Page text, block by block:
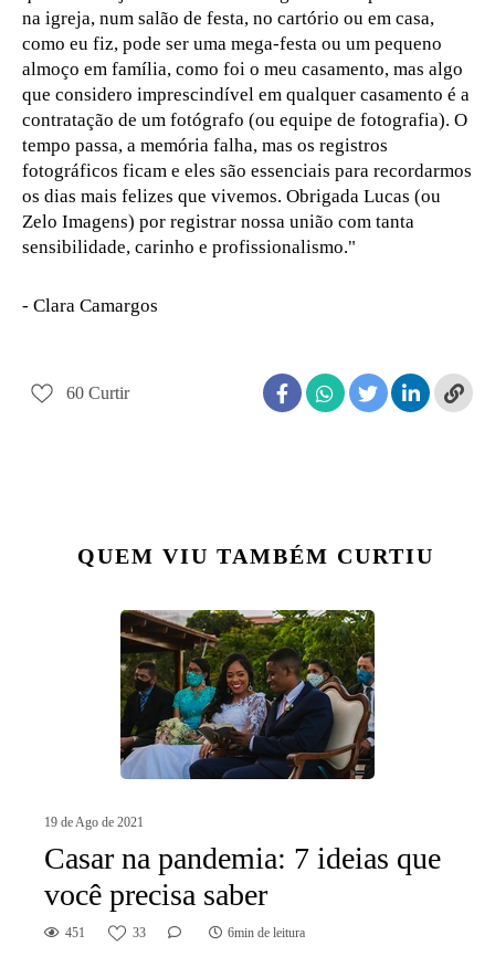
na igreja, num salão de festa, no cartório ou em casa,
como eu fiz, pode ser uma mega-festa ou um pequeno
almoço em família, como foi o meu casamento, mas algo
que considero imprescindível em qualquer casamento é a
contratação de um fotógrafo (ou equipe de fotografia). O
tempo passa, a memória falha, mas os registros
fotográficos ficam e eles são essenciais para recordarmos
os dias mais felizes que vivemos. Obrigada Lucas (ou
Zelo Imagens) por registrar nossa união com tanta
sensibilidade, carinho e profissionalismo."
- Clara Camargos
60 Curtir
QUEM VIU TAMBÉM CURTIU
19 de Ago de 2021
Casar na pandemia: 7 ideias que
você precisa saber
451 33 6min de leitura